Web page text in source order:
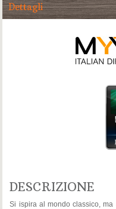
Dettagli
DESCRIZIONE
Si ispira al mondo classico,